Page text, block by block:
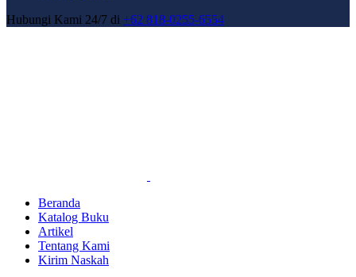
Hubungi Kami 24/7 di +62 818-0255-6554
Beranda
Katalog Buku
Artikel
Tentang Kami
Kirim Naskah